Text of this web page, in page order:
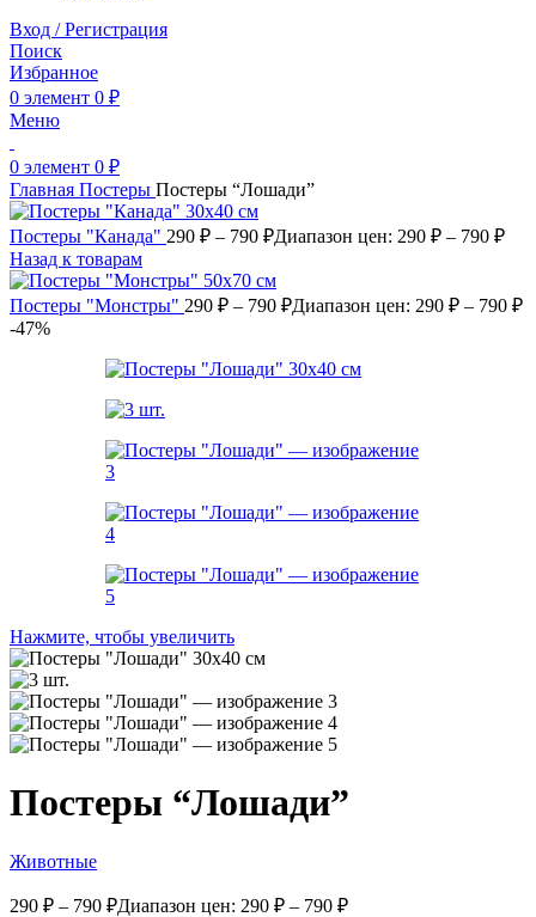
Вход / Регистрация
Поиск
Избранное
0 элемент 0 ₽
Меню
0 элемент 0 ₽
Главная Постеры Постеры “Лошади”
Постеры "Канада" 290 ₽ – 790 ₽Диапазон цен: 290 ₽ – 790 ₽
Назад к товарам
Постеры "Монстры" 290 ₽ – 790 ₽Диапазон цен: 290 ₽ – 790 ₽
-47%
Нажмите, чтобы увеличить
Постеры “Лошади”
Животные
290 ₽ – 790 ₽Диапазон цен: 290 ₽ – 790 ₽